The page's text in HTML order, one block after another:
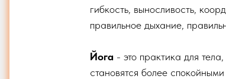
гибкость, выносливость,
правильное дыхание,
Йога - это практика для
становятся более